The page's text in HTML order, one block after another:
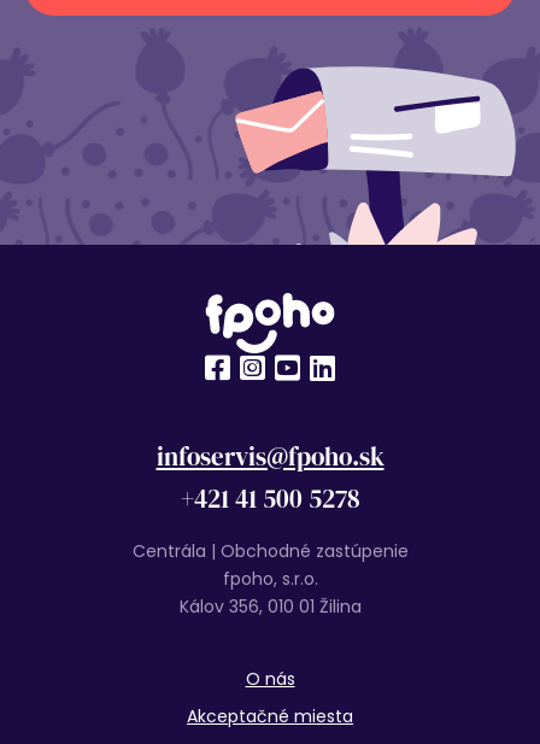
infoservis@fpoho.sk
+421 41 500 5278
Centrála | Obchodné zastúpenie
fpoho, s.r.o.
Kálov 356, 010 01 Žilina
O nás
Akceptačné miesta